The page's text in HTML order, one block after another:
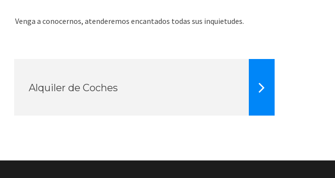
Venga a conocernos, atenderemos encantados todas sus inquietudes.
Alquiler de Coches